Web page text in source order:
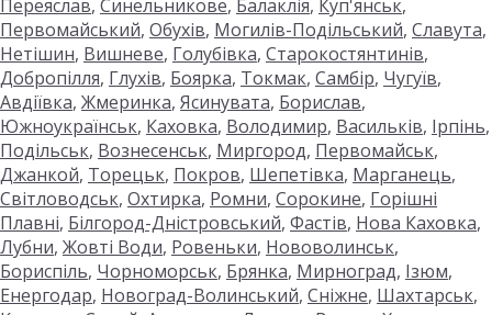
Переяслав, Синельникове, Балаклія, Куп'янськ,
Первомайський, Обухів, Могилів-Подільський, Славута,
Нетішин, Вишневе, Голубівка, Старокостянтинів,
Добропілля, Глухів, Боярка, Токмак, Самбір, Чугуїв,
Авдіївка, Жмеринка, Ясинувата, Борислав,
Южноукраїнськ, Каховка, Володимир, Васильків, Ірпінь,
Подільськ, Вознесенськ, Миргород, Первомайськ,
Джанкой, Торецьк, Покров, Шепетівка, Марганець,
Світловодськ, Охтирка, Ромни, Сорокине, Горішні
Плавні, Білгород-Дністровський, Фастів, Нова Каховка,
Лубни, Жовті Води, Ровеньки, Нововолинськ,
Бориспіль, Чорноморськ, Брянка, Мирноград, Ізюм,
Енергодар, Новоград-Волинський, Сніжне, Шахтарськ,